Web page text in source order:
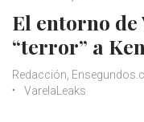
El entorno
“terror” a
Redacción,
VarelaLeaks